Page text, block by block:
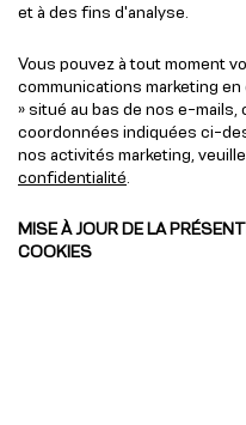
et à des fins d'analyse.
Vous pouvez à tout moment
communications marketing
» situé au bas de nos e-
coordonnées indiquées ci-
nos activités marketing,
confidentialité
MISE À JOUR DE LA
COOKIES